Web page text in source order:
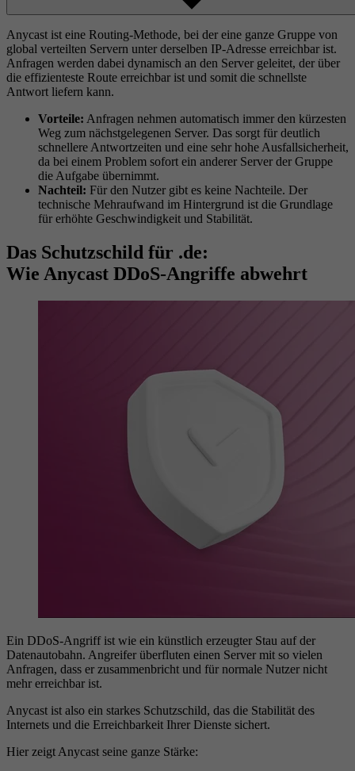
Anycast ist eine Routing-Methode, bei der eine ganze Gruppe von
global verteilten Servern unter derselben IP-Adresse erreichbar ist.
Anfragen werden dabei dynamisch an den Server geleitet, der über
die effizienteste Route erreichbar ist und somit die schnellste
Antwort liefern kann.
Vorteile: Anfragen nehmen automatisch immer den kürzesten
Weg zum nächstgelegenen Server. Das sorgt für deutlich
schnellere Antwortzeiten und eine sehr hohe Ausfallsicherheit,
da bei einem Problem sofort ein anderer Server der Gruppe
die Aufgabe übernimmt.
Nachteil: Für den Nutzer gibt es keine Nachteile. Der
technische Mehraufwand im Hintergrund ist die Grundlage
für erhöhte Geschwindigkeit und Stabilität.
Das Schutzschild für .de:
Wie Anycast DDoS-Angriffe abwehrt
Ein DDoS-Angriff ist wie ein künstlich erzeugter Stau auf der
Datenautobahn. Angreifer überfluten einen Server mit so vielen
Anfragen, dass er zusammenbricht und für normale Nutzer nicht
mehr erreichbar ist.
Anycast ist also ein starkes Schutzschild, das die Stabilität des
Internets und die Erreichbarkeit Ihrer Dienste sichert.
Hier zeigt Anycast seine ganze Stärke: